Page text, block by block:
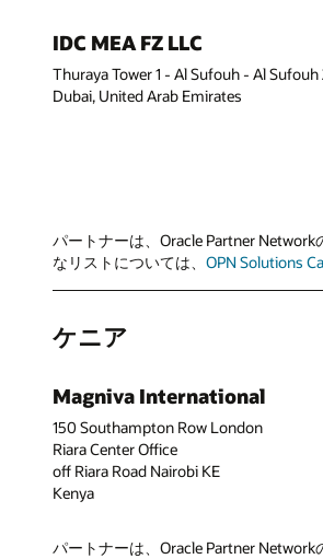
IDC MEA FZ LLC
Thuraya Tower 1 - Al Sufouh - Al Sufouh
Dubai, United Arab Emirates
パートナーは、Oracle Partner
なリストについては、 OPN Solutions
ケニア
Magniva International
150 Southampton Row London
Riara Center Office
off Riara Road Nairobi KE
Kenya
パートナーは、Oracle Partner